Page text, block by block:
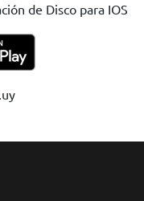
de Disco para IOS